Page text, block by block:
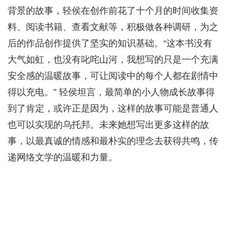
背景的故事，轻侯在创作前花了十个月的时间收集资
料、阅读书籍、查看文献等，积极做各种调研，为之
后的作品创作提供了坚实的知识基础。“这本书没有
大气如虹，也没有叱咤山河，我想写的只是一个充满
安全感的温暖故事，可让阅读中的每个人都在剧情中
得以充电。” 轻侯坦言，最简单的小人物成长故事得
到了肯定，或许正是因为，这样的故事可能是普通人
也可以实现的乌托邦。未来她想写出更多这样的故
事，以最真诚的情感和最朴实的理念去获得共鸣，传
递网络文学的温暖和力量。